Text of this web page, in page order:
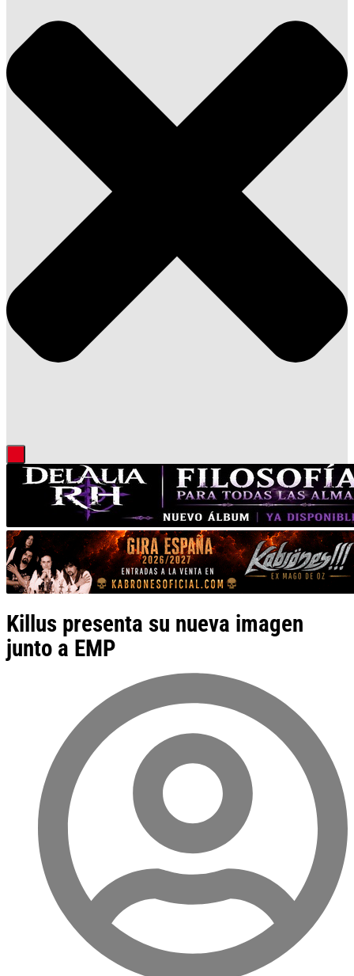
Killus presenta su nueva imagen
junto a EMP